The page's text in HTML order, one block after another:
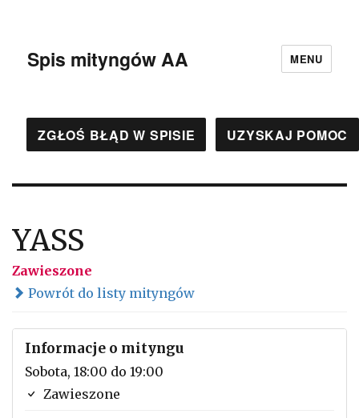
Spis mityngów AA MENU
ZGŁOŚ BŁĄD W SPISIE UZYSKAJ POMOC
YASS
Zawieszone
Powrót do listy mityngów
Informacje o mityngu
Sobota, 18:00 do 19:00
Zawieszone